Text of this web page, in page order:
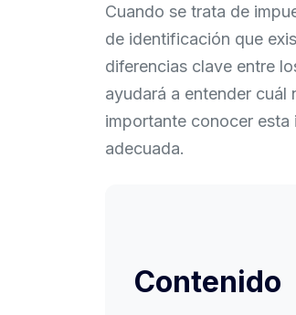
Cuando se trata de
de identificación que
diferencias clave entre
ayudará a entender cuál
importante conocer
adecuada.
Contenido